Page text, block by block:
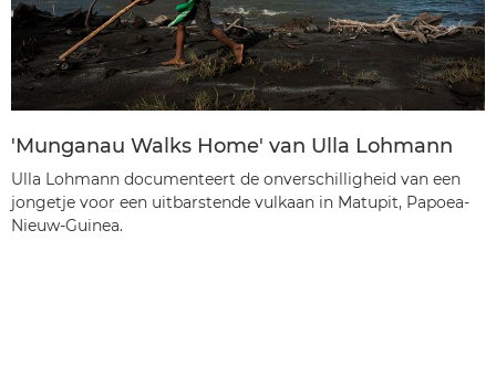
'Munganau Walks Home' van Ulla Lohmann
Ulla Lohmann documenteert de onverschilligheid van een
jongetje voor een uitbarstende vulkaan in Matupit, Papoea-
Nieuw-Guinea.